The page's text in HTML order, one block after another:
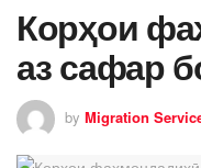
Корҳои
аз сафар
by Migration